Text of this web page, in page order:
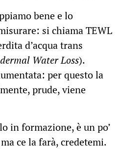
bene e lo
si chiama TEWL
d’acqua trans
Water Loss).
per questo la
prude, viene
in formazione, è un po’
ce la farà, credetemi.